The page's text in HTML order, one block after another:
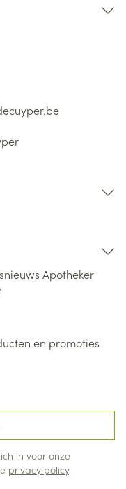
Apotheker
en promoties
in voor onze
privacy policy.